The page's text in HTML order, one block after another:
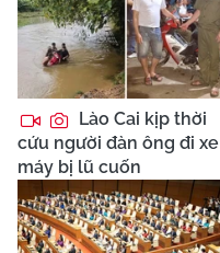
Lào Cai kịp thời
cứu người đàn ông đi xe
máy bị lũ cuốn